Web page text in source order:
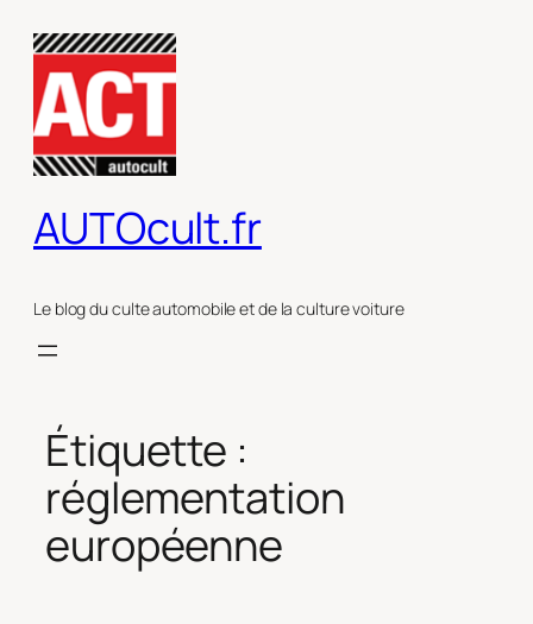
contenu
AUTOcult.fr
Le blog du culte automobile et de la culture voiture
Étiquette :
réglementation
européenne